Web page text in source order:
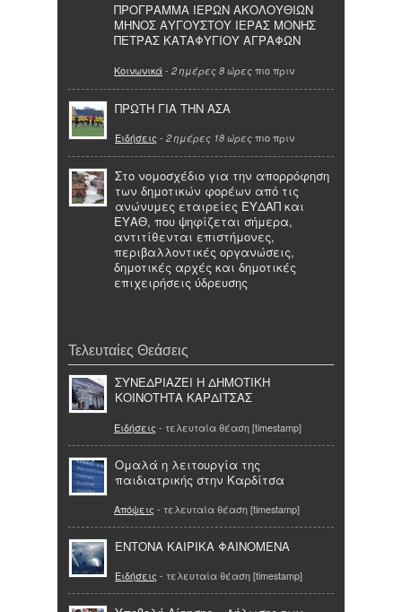
ΠΡΟΓΡΑΜΜΑ ΙΕΡΩΝ ΑΚΟΛΟΥΘΙΩΝ
ΜΗΝΟΣ ΑΥΓΟΥΣΤΟΥ ΙΕΡΑΣ ΜΟΝΗΣ
ΠΕΤΡΑΣ ΚΑΤΑΦΥΓΙΟΥ ΑΓΡΑΦΩΝ
Κοινωνικά- 2 ημέρες 8 ώρες πιο πριν
ΠΡΩΤΗ ΓΙΑ ΤΗΝ ΑΣΑ
Ειδήσεις - 2 ημέρες 18 ώρες πιο πριν
Στο νομοσχέδιο για την απορρόφηση
των δημοτικών φορέων από τις
ανώνυμες εταιρείες ΕΥΔΑΠ και
ΕΥΑΘ, που ψηφίζεται σήμερα,
αντιτίθενται επιστήμονες,
περιβαλλοντικές οργανώσεις,
δημοτικές αρχές και δημοτικές
επιχειρήσεις ύδρευσης
Τελευταίες Θεάσεις
ΣΥΝΕΔΡΙΑΖΕΙ Η ΔΗΜΟΤΙΚΗ
ΚΟΙΝΟΤΗΤΑ ΚΑΡΔΙΤΣΑΣ
Ειδήσεις - τελευταία θέαση [timestamp]
Oμαλά η λειτουργία της
παιδιατρικής στην Καρδίτσα
Απόψεις - τελευταία θέαση [timestamp]
ΕΝΤΟΝΑ ΚΑΙΡΙΚΑ ΦΑΙΝΟΜΕΝΑ
Ειδήσεις - τελευταία θέαση [timestamp]